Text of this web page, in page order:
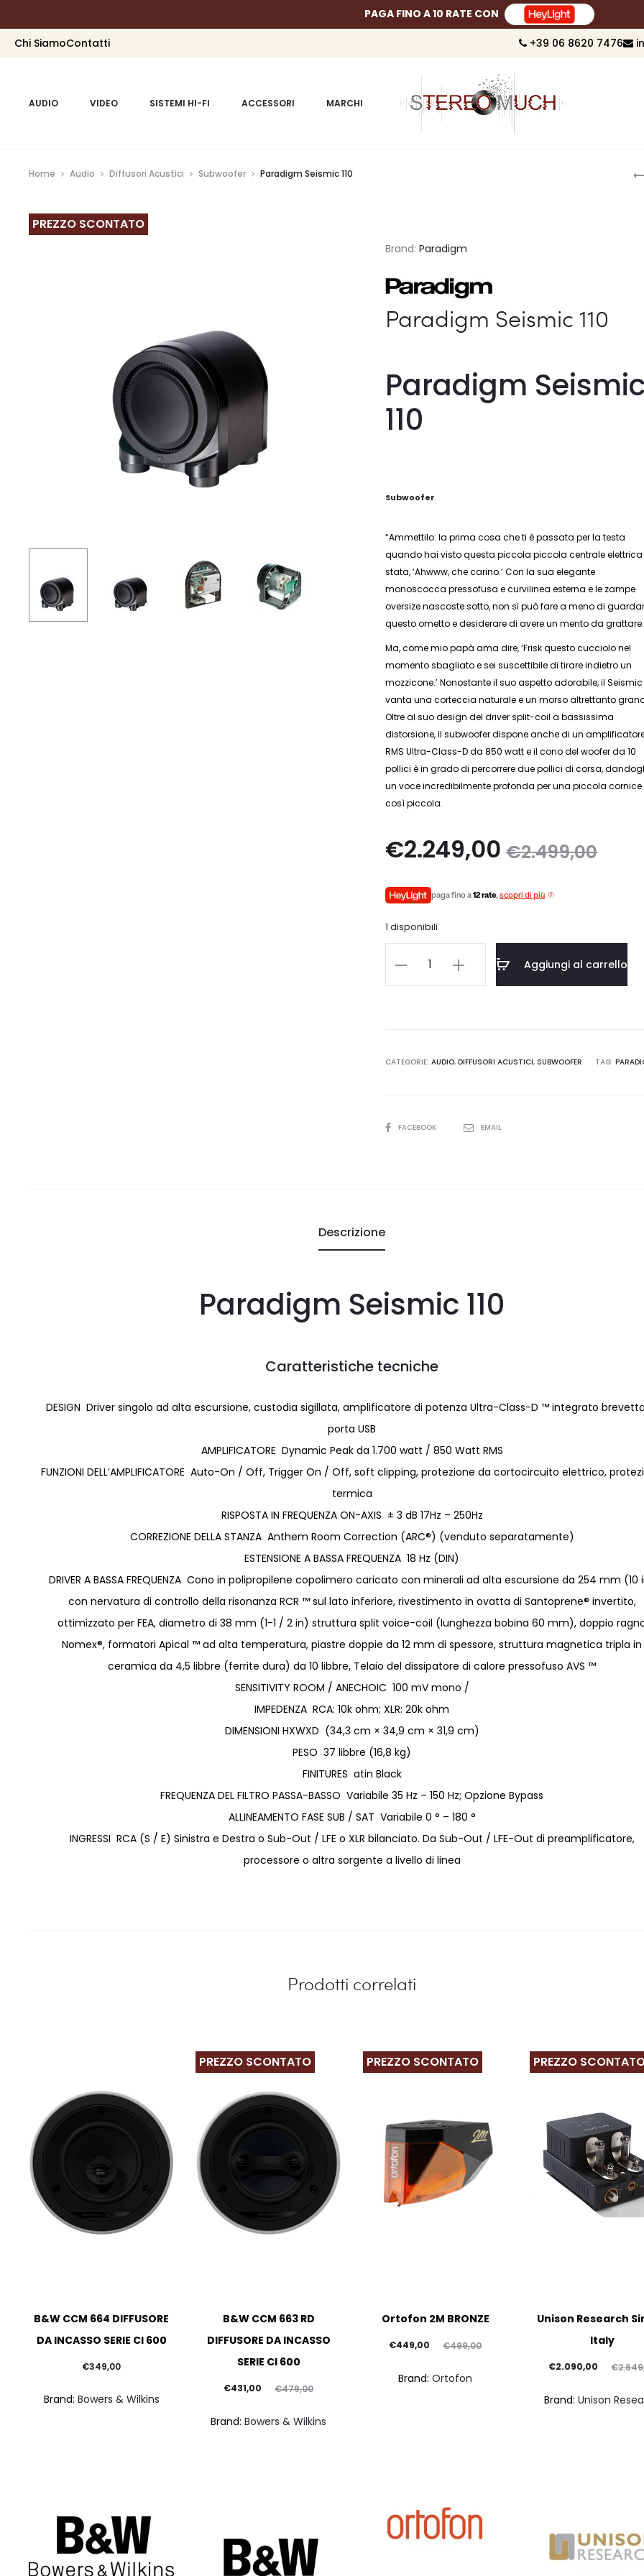
PAGA FINO A 10 RATE CON
Chi SiamoContatti +39 06 8620 7476
AUDIO VIDEO SISTEMI HI-FI ACCESSORI MARCHI
Home Audio Diffusori Acustici Subwoofer Paradigm Seismic 110
PREZZO SCONTATO
Brand:Paradigm
Paradigm Seismic 110
Paradigm
110
Subwoofer
“Ammettilo: la prima cosa che ti è passata per la testa
quando hai visto questa piccola piccola centrale elettrica
stata, ‘Ahwww, che carino.’ Con la sua elegante
monoscocca pressofusa e curvilinea esterna e le zampe
oversize nascoste sotto, non si può fare a meno di
questo ometto e desiderare di avere un mento da grattare.
Ma, come mio papà ama dire, ‘Frisk questo cucciolo nel
momento sbagliato e sei suscettibile di tirare indietro un
mozzicone.’ Nonostante il suo aspetto adorabile, il Seismic
vanta una corteccia naturale e un morso altrettanto
Oltre al suo design del driver split-coil a bassissima
distorsione, il subwoofer dispone anche di un
RMS Ultra-Class-D da 850 watt e il cono del woofer da 10
pollici è in grado di percorrere due pollici di corsa,
un voce incredibilmente profonda per una piccola cornice
così piccola.
€2.499,00
Il
originale
era:
€2.499,00.
€2.249,00
Il
prezzo
attuale
€2.249,00.
paga fino a12 rate,scopri di più
1 disponibili
Paradigm
Aggiungi al carrello
CATEGORIE:AUDIO,DIFFUSORI ACUSTICI, SUBWOOFER TAG:
SHAREFACEBOOK EMAIL
Descrizione
Paradigm Seismic 110
Caratteristiche tecniche
DESIGN Driver singolo ad alta escursione, custodia sigillata, amplificatore di potenza Ultra-Class-D ™ integrato
porta USB
AMPLIFICATORE Dynamic Peak da 1.700 watt / 850 Watt RMS
FUNZIONI DELL’AMPLIFICATORE Auto-On / Off, Trigger On / Off, soft clipping, protezione da cortocircuito elettrico,
termica
RISPOSTA IN FREQUENZA ON-AXIS ± 3 dB 17Hz – 250Hz
CORREZIONE DELLA STANZA Anthem Room Correction (ARC®) (venduto separatamente)
ESTENSIONE A BASSA FREQUENZA 18 Hz (DIN)
DRIVER A BASSA FREQUENZA Cono in polipropilene copolimero caricato con minerali ad alta escursione da 254 mm (10
con nervatura di controllo della risonanza RCR ™ sul lato inferiore, rivestimento in ovatta di Santoprene® invertito,
ottimizzato per FEA, diametro di 38 mm (1-1 / 2 in) struttura split voice-coil (lunghezza bobina 60 mm), doppio
Nomex®, formatori Apical ™ ad alta temperatura, piastre doppie da 12 mm di spessore, struttura magnetica tripla in
ceramica da 4,5 libbre (ferrite dura) da 10 libbre, Telaio del dissipatore di calore pressofuso AVS ™
SENSITIVITY ROOM / ANECHOIC 100 mV mono /
IMPEDENZA RCA: 10k ohm; XLR: 20k ohm
DIMENSIONI HXWXD (34,3 cm × 34,9 cm × 31,9 cm)
PESO 37 libbre (16,8 kg)
FINITURES atin Black
FREQUENZA DEL FILTRO PASSA-BASSO Variabile 35 Hz – 150 Hz; Opzione Bypass
ALLINEAMENTO FASE SUB / SAT Variabile 0 ° – 180 °
INGRESSI RCA (S / E) Sinistra e Destra o Sub-Out / LFE o XLR bilanciato. Da Sub-Out / LFE-Out di preamplificatore,
processore o altra sorgente a livello di linea
Prodotti correlati
B&W CCM 664 DIFFUSORE
DA INCASSO SERIE CI 600
€349,00
Brand: Bowers & Wilkins
PREZZO SCONTATO
B&W CCM 663 RD
DIFFUSORE DA INCASSO
SERIE CI 600
€479,00
Il
€431,00
Il
Brand:Bowers & Wilkins
PREZZO SCONTATO
Ortofon 2M BRONZE
€499,00
Il
€449,00
Il
Brand:Ortofon
PREZZO
Unison Research
Italy
€
Il
€2.090,00
Brand:Unison